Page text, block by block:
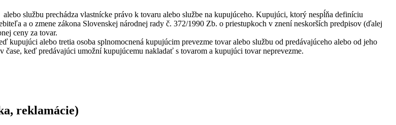
službu prechádza vlastnícke právo k tovaru alebo službe na kupujúceho. Kupujúci, ktorý nespĺňa definíciu
a o zmene zákona Slovenskej národnej rady č. 372/1990 Zb. o priestupkoch v znení neskorších predpisov (ďalej
ceny za tovar.
kupujúci alebo tretia osoba splnomocnená kupujúcim prevezme tovar alebo službu od predávajúceho alebo od jeho
keď predávajúci umožní kupujúcemu nakladať s tovarom a kupujúci tovar neprevezme.
reklamácie)